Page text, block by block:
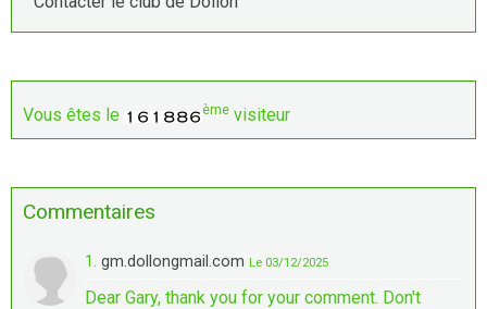
Vous êtes le ème visiteur
Commentaires
1. gm.dollongmail.com Le 03/12/2025
Dear Gary, thank you for your comment. Don't